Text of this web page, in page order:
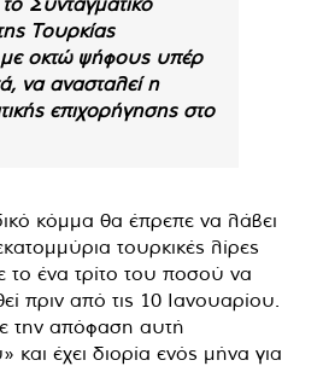
Τουρκίας
οκτώ ψήφους υπέρ
να ανασταλεί η
επιχορήγησης στο
κόμμα θα έπρεπε να λάβει
τουρκικές λίρες
το ένα τρίτο του ποσού να
πριν από τις 10 Ιανουαρίου.
την απόφαση αυτή
και έχει διορία ενός μήνα για